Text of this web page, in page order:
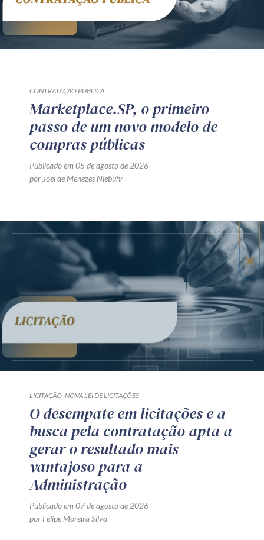
CONTRATAÇÃO PÚBLICA
Marketplace.SP, o primeiro
passo de um novo modelo de
compras públicas
Publicado em 05 de agosto de 2026
por Joel de Menezes Niebuhr
LICITAÇÃO NOVA LEI DE LICITAÇÕES
O desempate em licitações e a
busca pela contratação apta a
gerar o resultado mais
vantajoso para a
Administração
Publicado em 07 de agosto de 2026
por Felipe Moreira Silva